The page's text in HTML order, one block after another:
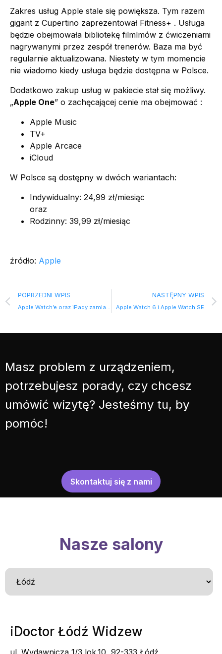
Zakres usług Apple stale się powiększa. Tym razem
gigant z Cupertino zaprezentował Fitness+ . Usługa
będzie obejmowała bibliotekę filmlmów z ćwiczeniami
nagrywanymi przez zespół trenerów. Baza ma być
regularnie aktualizowana. Niestety w tym momencie
nie wiadomo kiedy usługa będzie dostępna w Polsce.
Dodatkowo zakup usług w pakiecie stał się możliwy.
„Apple One” o zachęcającej cenie ma obejmować :
Apple Music
TV+
Apple Arcace
iCloud
W Polsce są dostępny w dwóch wariantach:
Indywidualny: 24,99 zł/miesiąc
oraz
Rodzinny: 39,99 zł/miesiąc
źródło: Apple
POPRZEDNI WPIS
Apple Watch’e oraz iPady zamiast iPhone’ów
NASTĘPNY WPIS
Apple Watch 6 i Apple Watch SE
Masz problem z urządzeniem,
potrzebujesz porady, czy chcesz
umówić wizytę? Jesteśmy tu, by
pomóc!
Skontaktuj się z nami
Nasze salony
iDoctor Łódź Widzew